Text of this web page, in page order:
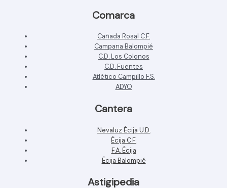
Comarca
Cañada Rosal C.F.
Campana Balompié
C.D. Los Colonos
C.D. Fuentes
Atlético Campillo F.S.
ADYO
Cantera
Nevaluz Écija U.D.
Écija C.F.
F.A. Écija
Écija Balompié
Astigipedia